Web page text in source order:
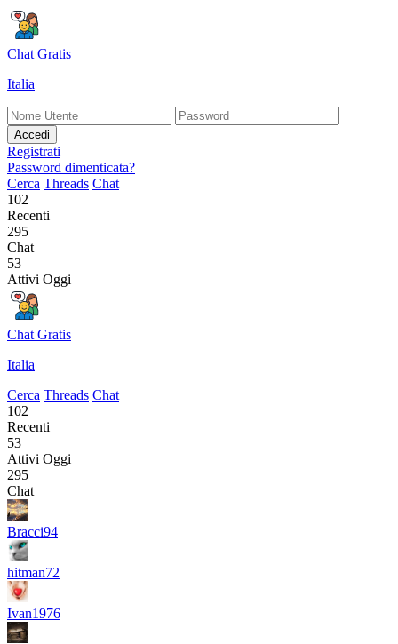
Chat Gratis
Italia
Accedi
Registrati
Password dimenticata?
Cerca Threads Chat
102
Recenti
295
Chat
53
Attivi Oggi
Chat Gratis
Italia
Cerca Threads Chat
102
Recenti
53
Attivi Oggi
295
Chat
Bracci94
hitman72
Ivan1976